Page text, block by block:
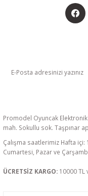
Promodel Oyuncak Elektronik
mah. Sokullu sok. Taşpınar
Çalışma saatlerimiz Hafta içi:
Cumartesi, Pazar ve
ÜCRETSİZ KARGO: 10000 TL